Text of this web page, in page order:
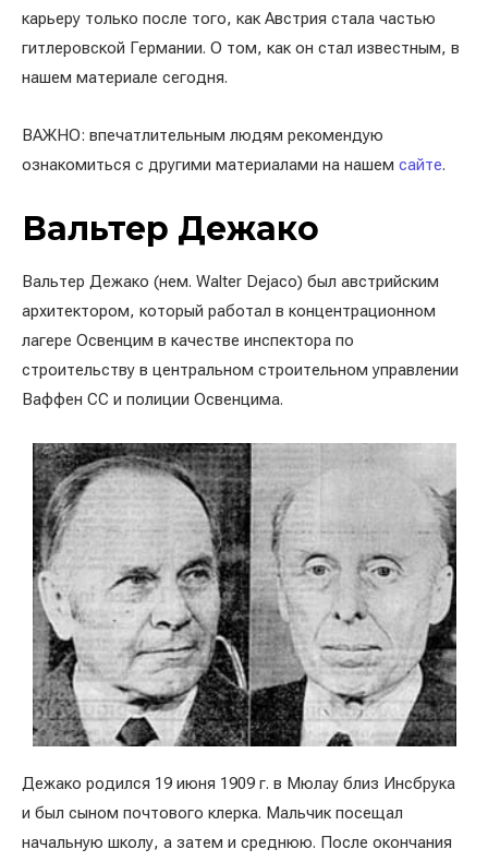
карьеру только после того, как Австрия стала частью
гитлеровской Германии. О том, как он стал известным, в
нашем материале сегодня.
ВАЖНО: впечатлительным людям рекомендую
ознакомиться с другими материалами на нашем сайте.
Вальтер Дежако
Вальтер Дежако (нем. Walter Dejaco) был австрийским
архитектором, который работал в концентрационном
лагере Освенцим в качестве инспектора по
строительству в центральном строительном управлении
Ваффен СС и полиции Освенцима.
Дежако родился 19 июня 1909 г. в Мюлау близ Инсбрука
и был сыном почтового клерка. Мальчик посещал
начальную школу, а затем и среднюю. После окончания